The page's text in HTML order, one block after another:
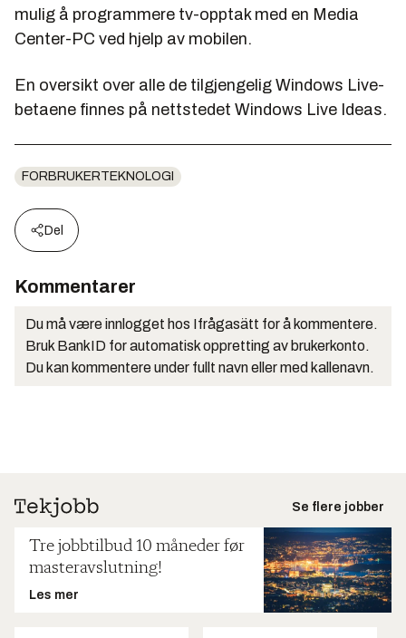
mulig å programmere tv-opptak med en Media
Center-PC ved hjelp av mobilen.
En oversikt over alle de tilgjengelig Windows Live-
betaene finnes på nettstedet Windows Live Ideas.
FORBRUKERTEKNOLOGI
Del
Kommentarer
Du må være innlogget hos Ifrågasätt for å kommentere.
Bruk BankID for automatisk oppretting av brukerkonto.
Du kan kommentere under fullt navn eller med kallenavn.
Se flere jobber
Tre jobbtilbud 10 måneder før
masteravslutning!
Les mer